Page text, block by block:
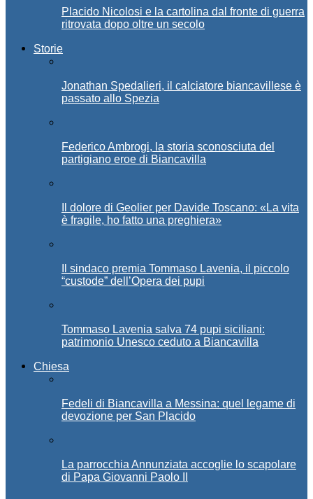
Placido Nicolosi e la cartolina dal fronte di guerra
ritrovata dopo oltre un secolo
Storie
Jonathan Spedalieri, il calciatore biancavillese è
passato allo Spezia
Federico Ambrogi, la storia sconosciuta del
partigiano eroe di Biancavilla
Il dolore di Geolier per Davide Toscano: «La vita
è fragile, ho fatto una preghiera»
Il sindaco premia Tommaso Lavenia, il piccolo
“custode” dell’Opera dei pupi
Tommaso Lavenia salva 74 pupi siciliani:
patrimonio Unesco ceduto a Biancavilla
Chiesa
Fedeli di Biancavilla a Messina: quel legame di
devozione per San Placido
La parrocchia Annunziata accoglie lo scapolare
di Papa Giovanni Paolo II